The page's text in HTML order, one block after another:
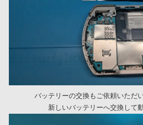
バッテリーの交換もご依頼いただ
新しいバッテリーへ交換して